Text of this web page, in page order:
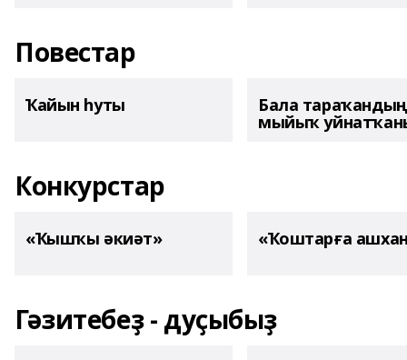
Повестар
Ҡайын һуты Бала тараҡандың
мыйыҡ
Конкурстар
«Ҡышҡы әкиәт» «Ҡоштарға
Гәзитебеҙ - дуҫыбыҙ